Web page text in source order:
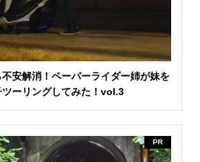
不安解消！ペーパーライダー姉が妹を
ーリングしてみた！vol.3
PR